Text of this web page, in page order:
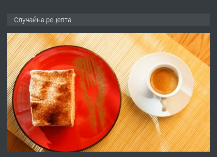
преди 1 година
ПРЕДЛАГА Работа за общи работници
преди 1 година
ПРЕДЛАГА
Първи поход "По стъпките на Ангел
Случайна рецепта